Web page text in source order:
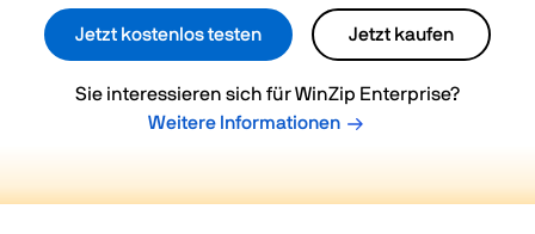
Jetzt kostenlos testen Jetzt kaufen
Sie interessieren sich für WinZip Enterprise?
Weitere Informationen